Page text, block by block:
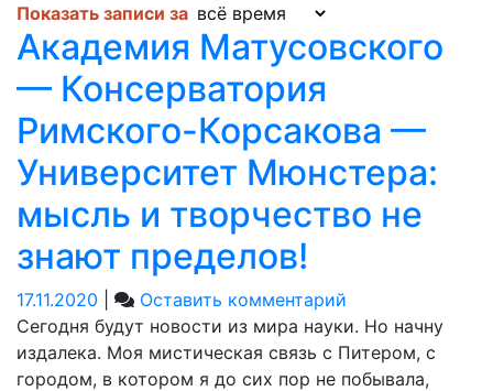
Показать записи за
Академия Матусовского
— Консерватория
Римского-Корсакова —
Университет Мюнстера:
мысль и творчество не
знают пределов!
17.11.2020 Оставить комментарий
Академия
Матусовского
—
Сегодня будут новости из мира науки. Но начну
издалека. Моя мистическая связь с Питером, с
городом, в котором я до сих пор не побывала,